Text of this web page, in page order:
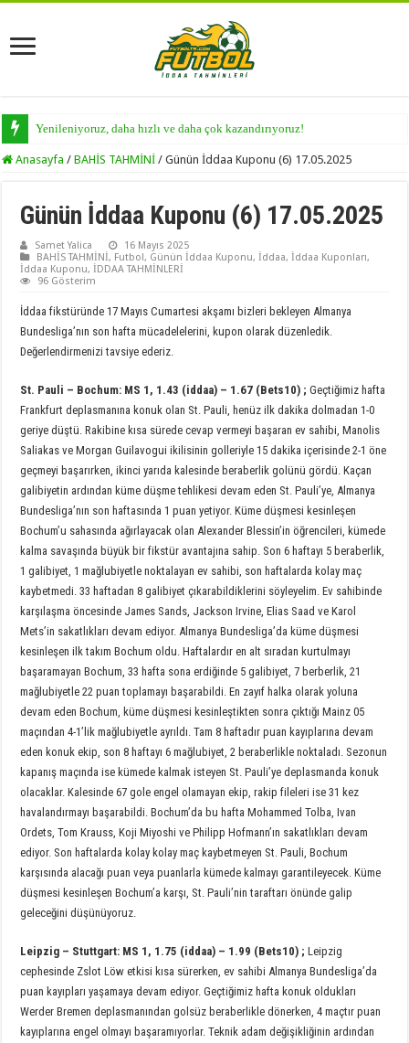
Yenileniyoruz, daha hızlı ve daha çok kazandırıyoruz!
Anasayfa / BAHİS TAHMİNİ / Günün İddaa Kuponu (6) 17.05.2025
Günün İddaa Kuponu (6) 17.05.2025
Samet Yalica
16 Mayıs 2025
BAHİS TAHMİNİ, Futbol, Günün İddaa Kuponu,İddaa,İddaa Kuponları,
İddaa Kuponu,İDDAA TAHMİNLERİ
96 Gösterim
İddaa fikstüründe 17 Mayıs Cumartesi akşamı bizleri bekleyen Almanya
Bundesliga’nın son hafta mücadelelerini, kupon olarak düzenledik.
Değerlendirmenizi tavsiye ederiz.
St. Pauli – Bochum: MS 1, 1.43 (iddaa) – 1.67 (Bets10) ; Geçtiğimiz hafta
Frankfurt deplasmanına konuk olan St. Pauli, henüz ilk dakika dolmadan 1-0
geriye düştü. Rakibine kısa sürede cevap vermeyi başaran ev sahibi, Manolis
Saliakas ve Morgan Guilavogui ikilisinin golleriyle 15 dakika içerisinde 2-1 öne
geçmeyi başarırken, ikinci yarıda kalesinde beraberlik golünü gördü. Kaçan
galibiyetin ardından küme düşme tehlikesi devam eden St. Pauli’ye, Almanya
Bundesliga’nın son haftasında 1 puan yetiyor. Küme düşmesi kesinleşen
Bochum’u sahasında ağırlayacak olan Alexander Blessin’in öğrencileri, kümede
kalma savaşında büyük bir fikstür avantajına sahip. Son 6 haftayı 5 beraberlik,
1 galibiyet, 1 mağlubiyetle noktalayan ev sahibi, son haftalarda kolay maç
kaybetmedi. 33 haftadan 8 galibiyet çıkarabildiklerini söyleyelim. Ev sahibinde
karşılaşma öncesinde James Sands, Jackson Irvine, Elias Saad ve Karol
Mets’in sakatlıkları devam ediyor. Almanya Bundesliga’da küme düşmesi
kesinleşen ilk takım Bochum oldu. Haftalardır en alt sıradan kurtulmayı
başaramayan Bochum, 33 hafta sona erdiğinde 5 galibiyet, 7 berberlik, 21
mağlubiyetle 22 puan toplamayı başarabildi. En zayıf halka olarak yoluna
devam eden Bochum, küme düşmesi kesinleştikten sonra çıktığı Mainz 05
maçından 4-1’lik mağlubiyetle ayrıldı. Tam 8 haftadır puan kayıplarına devam
eden konuk ekip, son 8 haftayı 6 mağlubiyet, 2 beraberlikle noktaladı. Sezonun
kapanış maçında ise kümede kalmak isteyen St. Pauli’ye deplasmanda konuk
olacaklar. Kalesinde 67 gole engel olamayan ekip, rakip fileleri ise 31 kez
havalandırmayı başarabildi. Bochum’da bu hafta Mohammed Tolba, Ivan
Ordets, Tom Krauss, Koji Miyoshi ve Philipp Hofmann’ın sakatlıkları devam
ediyor. Son haftalarda kolay kolay maç kaybetmeyen St. Pauli, Bochum
karşısında alacağı puan veya puanlarla kümede kalmayı garantileyecek. Küme
düşmesi kesinleşen Bochum’a karşı, St. Pauli’nin taraftarı önünde galip
geleceğini düşünüyoruz.
Leipzig – Stuttgart: MS 1, 1.75 (iddaa) – 1.99 (Bets10) ; Leipzig
cephesinde Zslot Löw etkisi kısa sürerken, ev sahibi Almanya Bundesliga’da
puan kayıpları yaşamaya devam ediyor. Geçtiğimiz hafta konuk oldukları
Werder Bremen deplasmanından golsüz beraberlikle dönerken, 4 maçtır puan
kayıplarına engel olmayı başaramıyorlar. Teknik adam değişikliğinin ardından